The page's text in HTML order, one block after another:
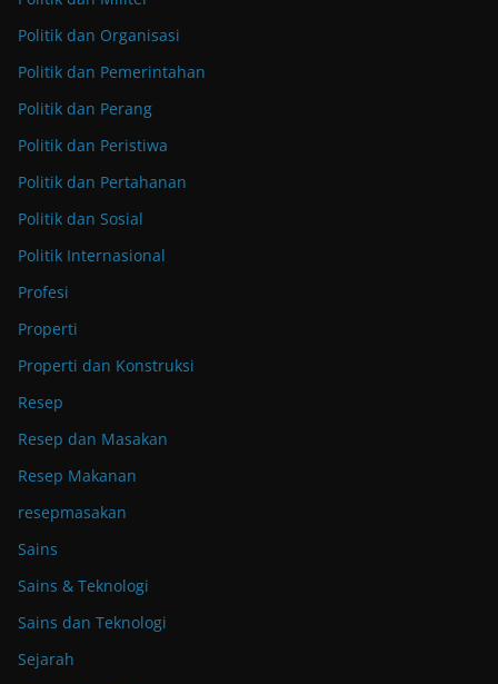
Politik dan Organisasi
Politik dan Pemerintahan
Politik dan Perang
Politik dan Peristiwa
Politik dan Pertahanan
Politik dan Sosial
Politik Internasional
Profesi
Properti
Properti dan Konstruksi
Resep
Resep dan Masakan
Resep Makanan
resepmasakan
Sains
Sains & Teknologi
Sains dan Teknologi
Sejarah